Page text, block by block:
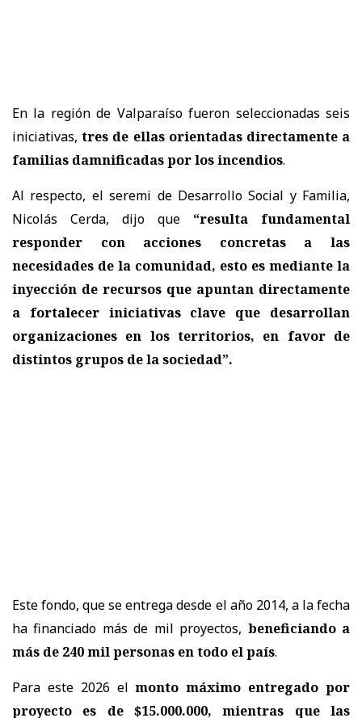
En la región de Valparaíso fueron seleccionadas seis
iniciativas,tres de ellas orientadas directamente a
familias damnificadas por los incendios.
Al respecto, el seremi de Desarrollo Social y Familia,
Nicolás Cerda, dijo que “resulta fundamental
responder con acciones concretas a las
necesidades de la comunidad, esto es mediante la
inyección de recursos que apuntan directamente
a fortalecer iniciativas clave que desarrollan
organizaciones en los territorios, en favor de
distintos grupos de la sociedad”.
Este fondo, que se entrega desde el año 2014, a la fecha
ha financiado más de mil proyectos, beneficiando a
más de 240 mil personas en todo el país.
Para este 2026 elmonto máximo entregado por
proyecto es de $15.000.000, mientras que las